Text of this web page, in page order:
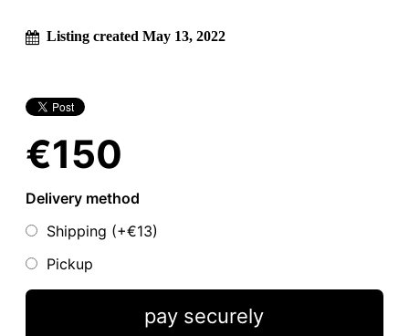
Listing created May 13, 2022
€150
Delivery method
Shipping (+€13)
Pickup
pay securely